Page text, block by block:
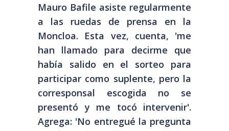
Mauro Bafile asiste regularmente
a las ruedas de prensa en la
Moncloa. Esta vez, cuenta, 'me
han llamado para decirme que
había salido en el sorteo para
participar como suplente, pero la
corresponsal escogida no se
presentó y me tocó intervenir'.
Agrega: 'No entregué la pregunta